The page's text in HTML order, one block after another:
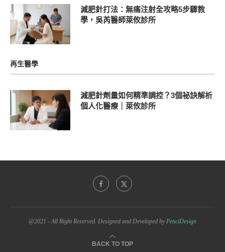
減肥針打法：無痛注射全攻略5步驟教
學，吳芮醫師萊攸診所
再生醫學
減肥針劑量如何精準調控？3個祕訣解析
個人化醫療｜萊攸診所
@2021 - All Right Reserved. Designed and Developed by PenciDesign
BACK TO TOP